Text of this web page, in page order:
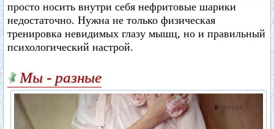
просто носить внутри себя нефритовые шарики
недостаточно. Нужна не только физическая
тренировка невидимых глазу мышц, но и правильный
психологический настрой.
Мы - разные